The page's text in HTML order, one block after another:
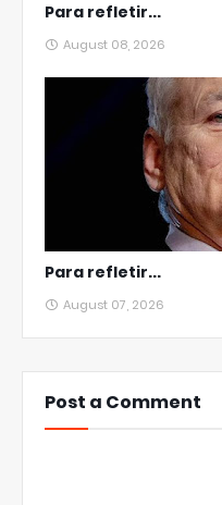
Para refletir...
August 08, 2026
Para refletir...
August 07, 2026
Post a Comment